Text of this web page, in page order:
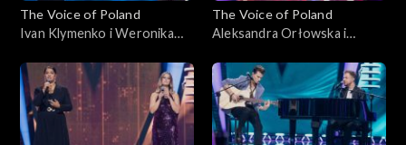
The Voice of Poland
Ivan Klymenko i Weronika
„The Voice of Poland”, Bitwy,
19 października 2024
The Voice of Poland
Aleksandra Orłowska i
Voice of Poland”, Bitwy, 19
października 2024